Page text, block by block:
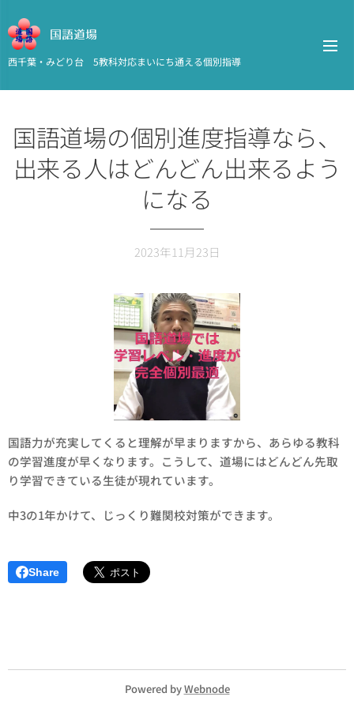
国語道場
西千葉・みどり台 5教科対応まいにち通える個別指導
国語道場の個別進度指導なら、
出来る人はどんどん出来るよう
になる
2023年11月23日
国語力が充実してくると理解が早まりますから、あらゆる教科
の学習進度が早くなります。こうして、道場にはどんどん先取
り学習できている生徒が現れています。
中3の1年かけて、じっくり難関校対策ができます。
Share
Powered byWebnode